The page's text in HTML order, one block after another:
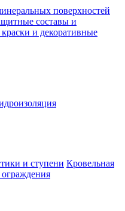
поверхностей
составы и
и декоративные
и ступени Кровельная